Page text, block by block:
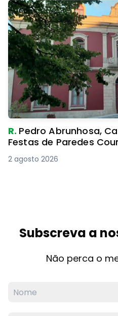
R. Pedro Abrunhosa,
Festas de Paredes
2 agosto 2026
Subscreva a
Não perca o